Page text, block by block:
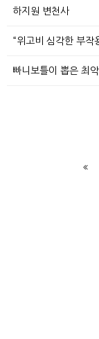
하지원 변천사
“위고비 심각한 부
빠니보틀이 뽑은 최